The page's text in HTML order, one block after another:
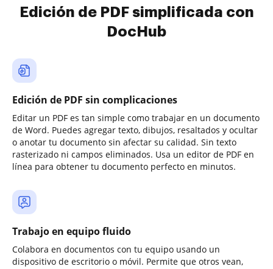
Edición de PDF simplificada con
DocHub
Edición de PDF sin complicaciones
Editar un PDF es tan simple como trabajar en un documento
de Word. Puedes agregar texto, dibujos, resaltados y ocultar
o anotar tu documento sin afectar su calidad. Sin texto
rasterizado ni campos eliminados. Usa un editor de PDF en
línea para obtener tu documento perfecto en minutos.
Trabajo en equipo fluido
Colabora en documentos con tu equipo usando un
dispositivo de escritorio o móvil. Permite que otros vean,